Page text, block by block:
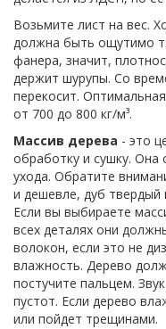
Возьмите лист на вес.
должна быть ощутимо
фанера, значит,
держит шурупы. Со
перекосит.
от 700 до 800 кг/м³.
Массив дерева - это
обработку и сушку. Она
ухода. Обратите
и дешевле, дуб твердый
Если вы выбираете
всех деталях они
волокон, если это не
влажность. Дерево
постучите пальцем.
пустот. Если дерево
или пойдет трещинами.